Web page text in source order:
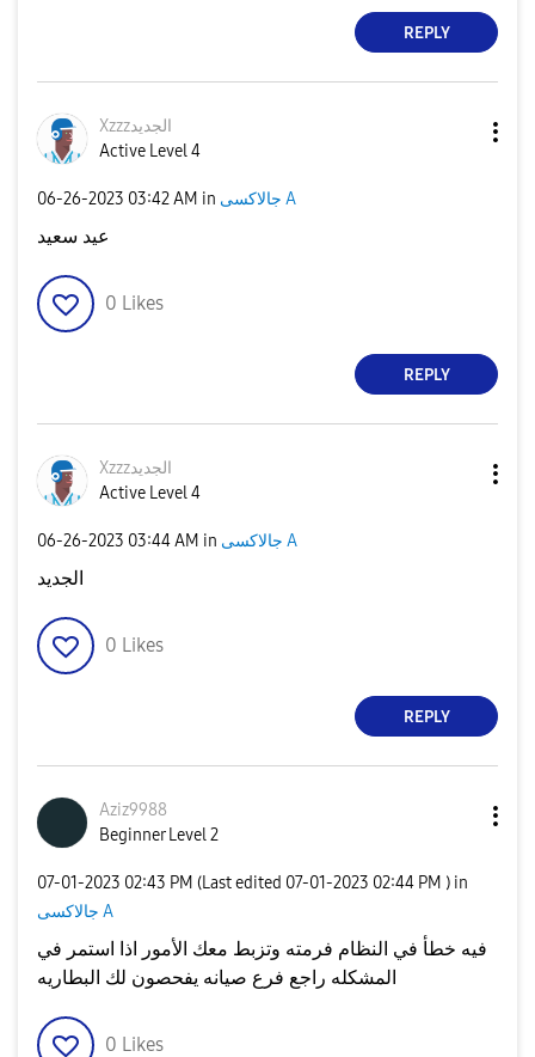
REPLY
Xzzzالجديد
Active Level 4
‎06-26-2023 03:42 AM in جالاكسى A
عيد سعيد
0 Likes
REPLY
Xzzzالجديد
Active Level 4
‎06-26-2023 03:44 AM in جالاكسى A
الجديد
0 Likes
REPLY
Aziz9988
Beginner Level 2
‎07-01-2023 02:43 PM (Last edited ‎07-01-2023 02:44 PM ) in
جالاكسى A
فيه خطأ في النظام فرمته وتزبط معك الأمور اذا استمر في
المشكله راجع فرع صيانه يفحصون لك البطاريه
0 Likes